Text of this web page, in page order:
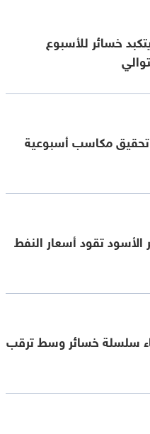
خسائر للأسبوع
تحقيق مكاسب أسبوعية
تقود أسعار النفط
سلسلة خسائر وسط ترقب